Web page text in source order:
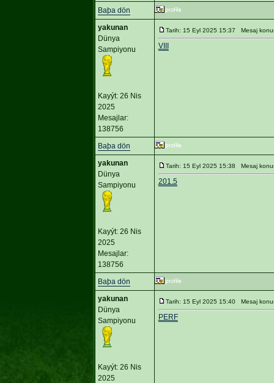
Baþa dön
yakunan
Dünya
Sampiyonu
Kayýt: 26 Nis
2025
Mesajlar:
138756
Tarih: 15 Eyl 2025 15:37 Mesaj
VIII
Baþa dön
yakunan
Dünya
Sampiyonu
Kayýt: 26 Nis
2025
Mesajlar:
138756
Tarih: 15 Eyl 2025 15:38 Mesaj
201.5
Baþa dön
yakunan
Dünya
Sampiyonu
Kayýt: 26 Nis
2025
Tarih: 15 Eyl 2025 15:40 Mesaj
PERF